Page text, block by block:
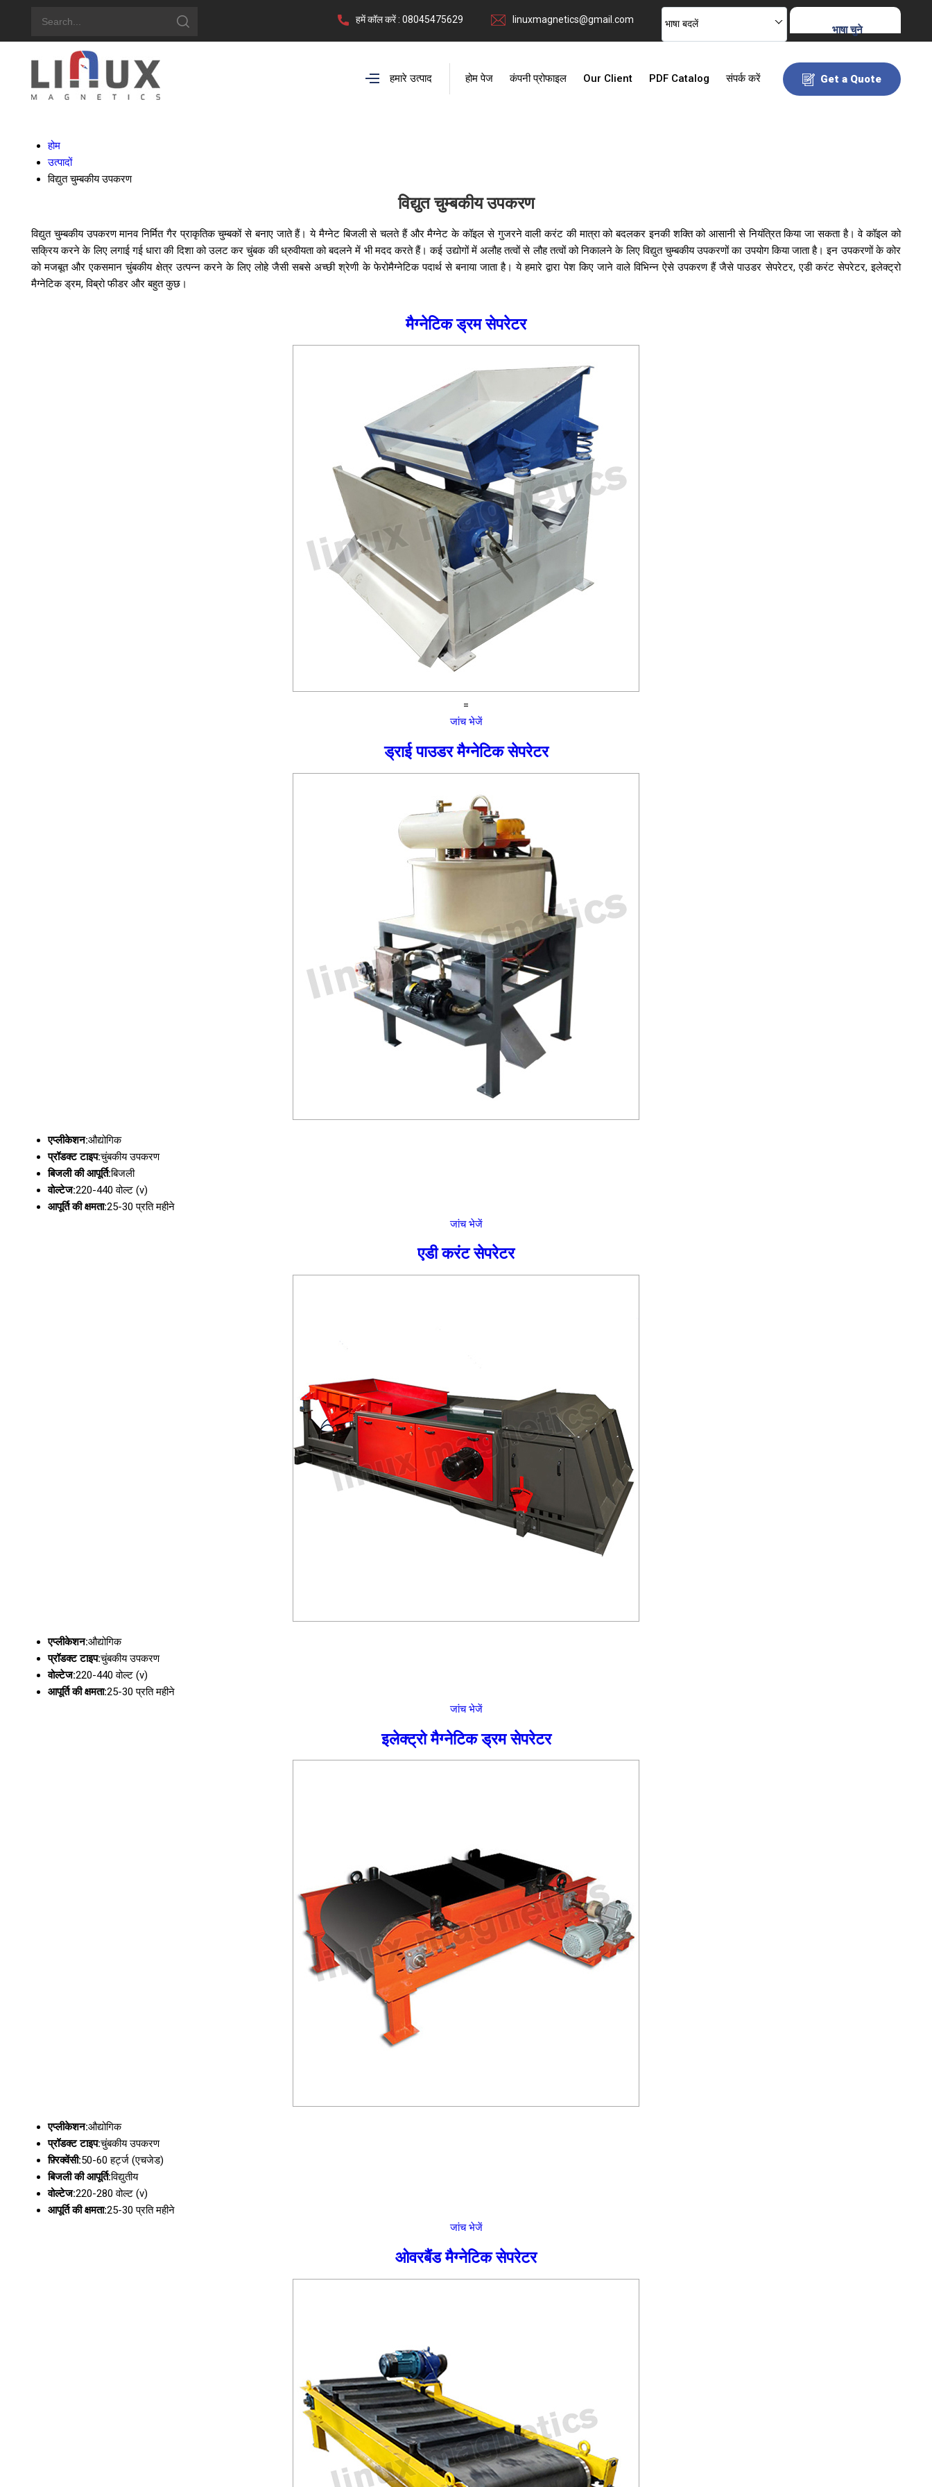
भाषा बदलें भाषा चुने
linuxmagnetics@gmail.com
हमें कॉल करें : 08045475629
हमारे उत्पाद होम पेज कंपनी प्रोफाइल Our Client PDF Catalog संपर्क करें Get a Quote
होम
उत्पादों
विद्युत चुम्बकीय उपकरण
विद्युत चुम्बकीय उपकरण
विद्युत चुम्बकीय उपकरण मानव निर्मित गैर प्राकृतिक चुम्बकों से बनाए जाते हैं। ये मैग्नेट बिजली से चलते हैं और मैग्नेट के कॉइल से गुजरने वाली करंट की मात्रा को बदलकर इनकी शक्ति को आसानी से नियंत्रित किया जा सकता है। वे कॉइल को
सक्रिय करने के लिए लगाई गई धारा की दिशा को उलट कर चुंबक की ध्रुवीयता को बदलने में भी मदद करते हैं। कई उद्योगों में अलौह तत्वों से लौह तत्वों को निकालने के लिए विद्युत चुम्बकीय उपकरणों का उपयोग किया जाता है। इन उपकरणों के कोर
को मजबूत और एकसमान चुंबकीय क्षेत्र उत्पन्न करने के लिए लोहे जैसी सबसे अच्छी श्रेणी के फेरोमैग्नेटिक पदार्थ से बनाया जाता है। ये हमारे द्वारा पेश किए जाने वाले विभिन्न ऐसे उपकरण हैं जैसे पाउडर सेपरेटर, एडी करंट सेपरेटर, इलेक्ट्रो
मैग्नेटिक ड्रम, विब्रो फीडर और बहुत कुछ।
मैग्नेटिक ड्रम सेपरेटर
=
जांच भेजें
ड्राई पाउडर मैग्नेटिक सेपरेटर
एप्लीकेशन:औद्योगिक
प्रॉडक्ट टाइप:चुंबकीय उपकरण
बिजली की आपूर्ति:बिजली
वोल्टेज:220-440 वोल्ट (v)
आपूर्ति की क्षमता:25-30 प्रति महीने
जांच भेजें
एडी करंट सेपरेटर
एप्लीकेशन:औद्योगिक
प्रॉडक्ट टाइप:चुंबकीय उपकरण
वोल्टेज:220-440 वोल्ट (v)
आपूर्ति की क्षमता:25-30 प्रति महीने
जांच भेजें
इलेक्ट्रो मैग्नेटिक ड्रम सेपरेटर
एप्लीकेशन:औद्योगिक
प्रॉडक्ट टाइप:चुंबकीय उपकरण
फ़्रिक्वेंसी:50-60 हर्ट्ज (एचजेड)
बिजली की आपूर्ति:विद्युतीय
वोल्टेज:220-280 वोल्ट (v)
आपूर्ति की क्षमता:25-30 प्रति महीने
जांच भेजें
ओवरबैंड मैग्नेटिक सेपरेटर